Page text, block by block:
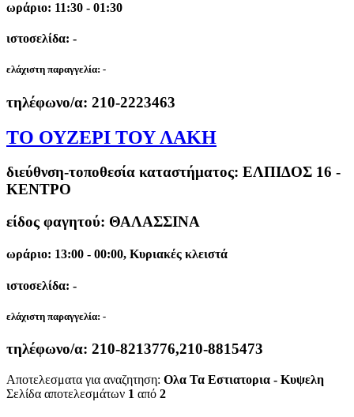
ωράριο: 11:30 - 01:30
ιστοσελίδα: -
ελάχιστη παραγγελία: -
τηλέφωνο/α: 210-2223463
ΤΟ ΟΥΖΕΡΙ ΤΟΥ ΛΑΚΗ
διεύθνση-τοποθεσία καταστήματος: ΕΛΠΙΔΟΣ 16 -
ΚΕΝΤΡΟ
είδος φαγητού: ΘΑΛΑΣΣΙΝΑ
ωράριο: 13:00 - 00:00, Κυριακές κλειστά
ιστοσελίδα: -
ελάχιστη παραγγελία: -
τηλέφωνο/α: 210-8213776,210-8815473
Αποτελεσματα για αναζητηση: Ολα Τα Εστιατορια - Κυψελη
Σελίδα αποτελεσμάτων 1 από 2